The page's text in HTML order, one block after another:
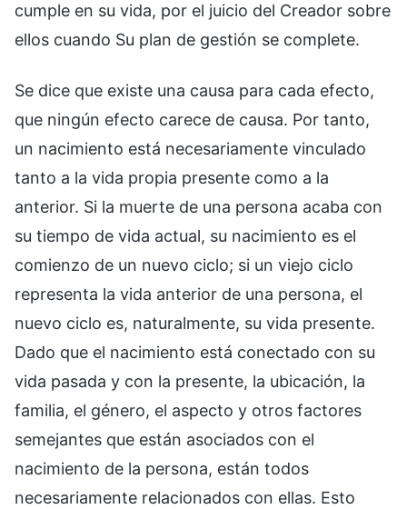
cumple en su vida, por el juicio del Creador sobre
ellos cuando Su plan de gestión se complete.
Se dice que existe una causa para cada efecto,
que ningún efecto carece de causa. Por tanto,
un nacimiento está necesariamente vinculado
tanto a la vida propia presente como a la
anterior. Si la muerte de una persona acaba con
su tiempo de vida actual, su nacimiento es el
comienzo de un nuevo ciclo; si un viejo ciclo
representa la vida anterior de una persona, el
nuevo ciclo es, naturalmente, su vida presente.
Dado que el nacimiento está conectado con su
vida pasada y con la presente, la ubicación, la
familia, el género, el aspecto y otros factores
semejantes que están asociados con el
nacimiento de la persona, están todos
necesariamente relacionados con ellas. Esto